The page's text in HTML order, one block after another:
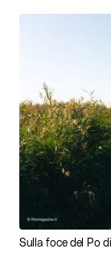
Sulla foce del Po